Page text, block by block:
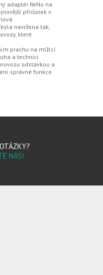
adaptér ReNo na
přírůstek v
navržena tak,
které
prachu na mlžící
a technici
odstávkou a
správné funkce.
NÁS!